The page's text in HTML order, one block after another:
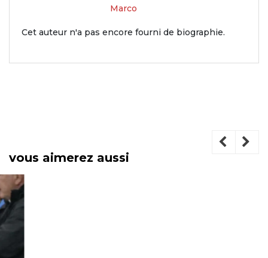
Marco
Cet auteur n'a pas encore fourni de biographie.
vous aimerez aussi